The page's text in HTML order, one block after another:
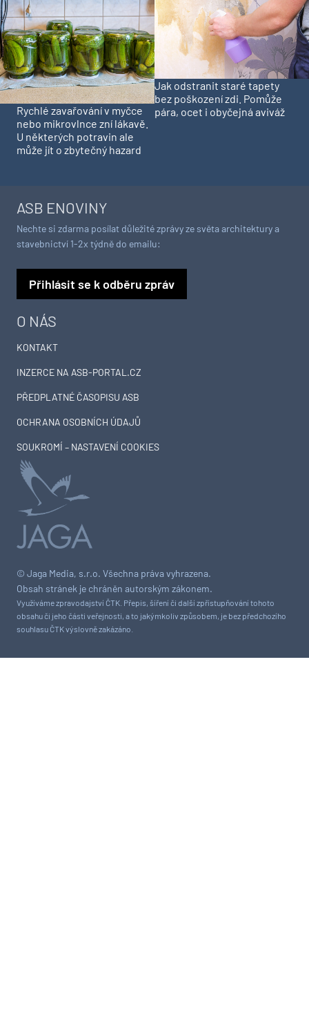
Rychlé zavařování v myčce
nebo mikrovlnce zní lákavě.
U některých potravin ale
může jít o zbytečný hazard
Jak odstranit staré tapety
bez poškození zdi. Pomůže
pára, ocet i obyčejná aviváž
© Jaga Media, s.r.o. Všechna práva vyhrazena.
Obsah stránek je chráněn autorským zákonem.
Využíváme zpravodajství ČTK. Přepis, šíření či další zpřístupňování tohoto
obsahu či jeho části veřejnosti, a to jakýmkoliv způsobem, je bez předchozího
souhlasu ČTK výslovně zakázáno.
O NÁS
KONTAKT
INZERCE NA ASB-PORTAL.CZ
PŘEDPLATNÉ ČASOPISU ASB
OCHRANA OSOBNÍCH ÚDAJŮ
SOUKROMÍ – NASTAVENÍ COOKIES
ASB ENOVINY
Nechte si zdarma posílat důležité zprávy ze světa architektury a
stavebnictví 1-2x týdně do emailu:
Přihlásit se k odběru zpráv